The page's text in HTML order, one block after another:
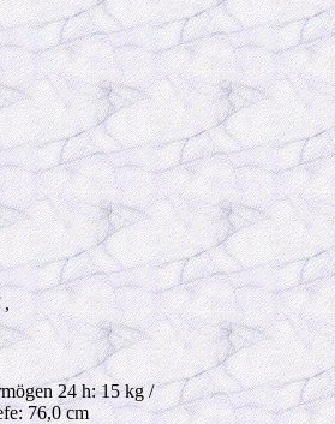
,
24 h: 15 kg /
76,0 cm